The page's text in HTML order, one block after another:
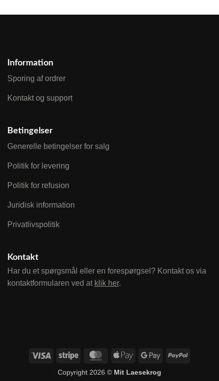
Information
Sporing af ordrer
Kontakt og support
Betingelser
Generelle betingelser for salg
Politik for levering
Politik for refusion
Juridisk information
Privatlivspolitik
Kontakt
Har du et spørgsmål eller en forespørgsel? Kontakt os via
kontaktformularen ved at klik her.
Visa Stripe MasterCardApple
Google
PayPal
Copyright 2026 © Mit Laesekrog